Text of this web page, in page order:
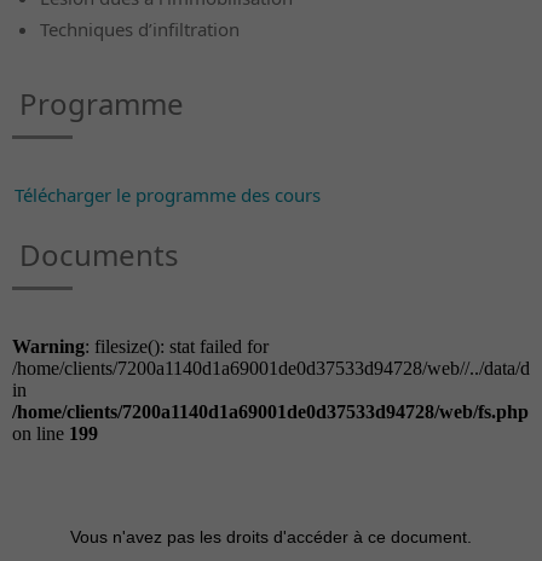
Techniques d’infiltration
Programme
Télécharger le programme des cours
Documents